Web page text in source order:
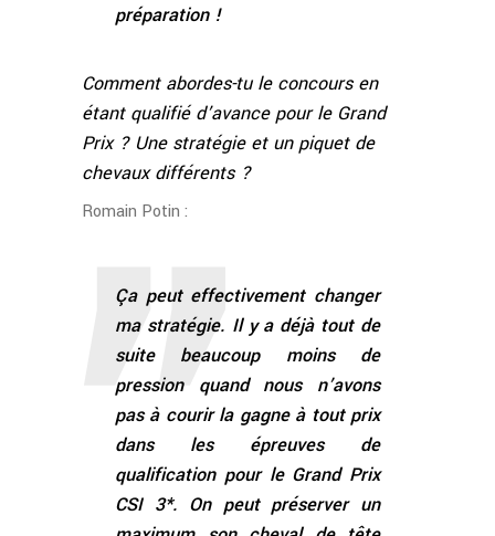
préparation !
Comment abordes-tu le concours en
étant qualifié d’avance pour le Grand
Prix ? Une stratégie et un piquet de
chevaux différents ?
Romain Potin :
Ça peut effectivement changer
ma stratégie. Il y a déjà tout de
suite beaucoup moins de
pression quand nous n’avons
pas à courir la gagne à tout prix
dans les épreuves de
qualification pour le Grand Prix
CSI 3*. On peut préserver un